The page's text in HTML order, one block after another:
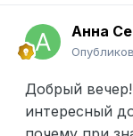
Анна
Добрый
интересный